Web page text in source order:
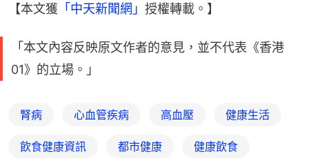
【本文獲 「中天新聞網」 授權轉載。】
「本文內容反映原文作者的意見，並不代表《香港
01》的立場。」
腎病 心血管疾病 高血壓 健康生活
飲食健康資訊 都市健康 健康飲食